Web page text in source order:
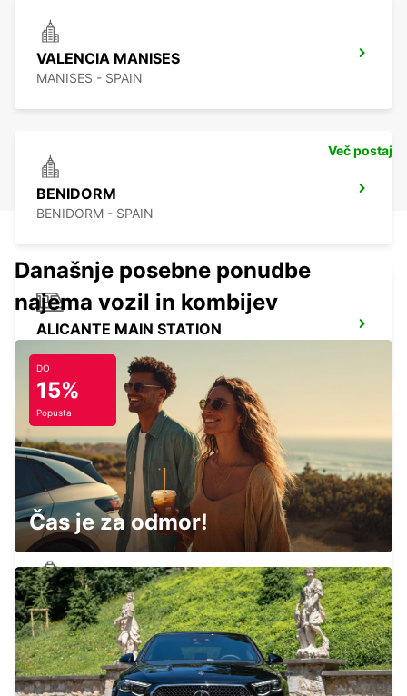
VALENCIA MANISES
MANISES - SPAIN
BENIDORM
BENIDORM - SPAIN
ALICANTE MAIN STATION
ALICANTE AIRPORT
ALICANTE - SPAIN
VALENCIA PUERTO SAGUNTO
SAGUNTO - SPAIN
Več postaj
Današnje posebne ponudbe
najema vozil in kombijev
DO
15%
Popusta
Čas je za odmor!